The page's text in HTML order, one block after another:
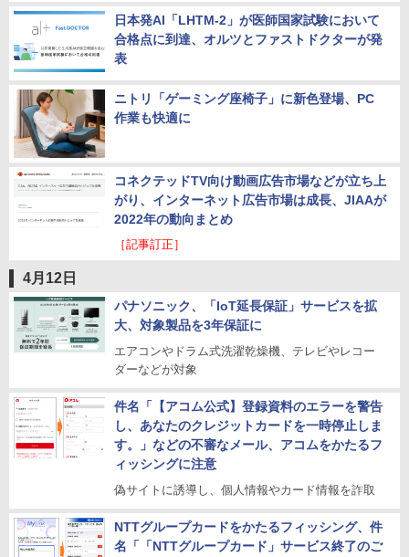
日本発AI「LHTM-2」が医師国家試験において
合格点に到達、オルツとファストドクターが発
表
ニトリ「ゲーミング座椅子」に新色登場、PC
作業も快適に
コネクテッドTV向け動画広告市場などが立ち上
がり、インターネット広告市場は成長、JIAAが
2022年の動向まとめ
［記事訂正］
4月12日
パナソニック、「IoT延長保証」サービスを拡
大、対象製品を3年保証に
エアコンやドラム式洗濯乾燥機、テレビやレコー
ダーなどが対象
件名「【アコム公式】登録資料のエラーを警告
し、あなたのクレジットカードを一時停止しま
す。」などの不審なメール、アコムをかたるフ
ィッシングに注意
偽サイトに誘導し、個人情報やカード情報を詐取
NTTグループカードをかたるフィッシング、件
名「「NTTグループカード」サービス終了のご